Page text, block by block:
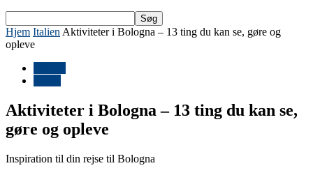
Hjem Italien Aktiviteter i Bologna – 13 ting du kan se, gøre og
opleve
Aktiviteter i Bologna – 13 ting du kan se,
gøre og opleve
Inspiration til din rejse til Bologna